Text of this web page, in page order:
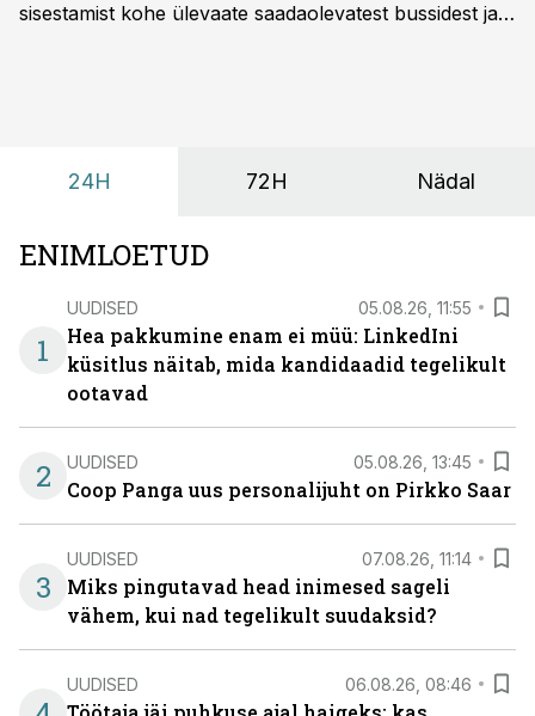
sisestamist kohe ülevaate saadaolevatest bussidest ja
24H 72H Nädal
ENIMLOETUD
1
UUDISED 05.08.26, 11:55
Hea pakkumine enam ei müü: LinkedIni
küsitlus näitab, mida kandidaadid tegelikult
ootavad
2 UUDISED 05.08.26, 13:45
Coop Panga uus personalijuht on Pirkko Saar
3
UUDISED 07.08.26, 11:14
Miks pingutavad head inimesed sageli
vähem, kui nad tegelikult suudaksid?
UUDISED 06.08.26, 08:46